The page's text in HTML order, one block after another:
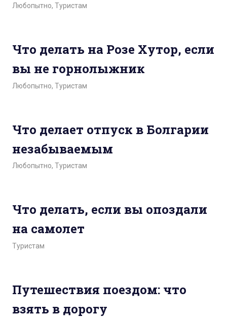
Любопытно, Туристам
Что делать на Розе Хутор, если
вы не горнолыжник
Любопытно, Туристам
Что делает отпуск в Болгарии
незабываемым
Любопытно, Туристам
Что делать, если вы опоздали
на самолет
Туристам
Путешествия поездом: что
взять в дорогу